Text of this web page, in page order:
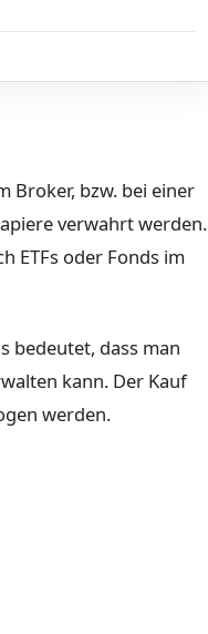
Broker, bzw. bei einer
verwahrt werden.
ETFs oder Fonds im
bedeutet, dass man
kann. Der Kauf
werden.